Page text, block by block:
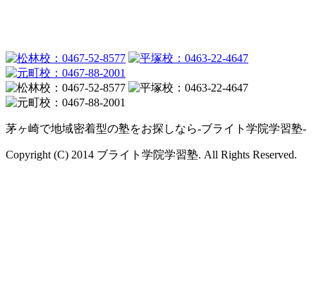
茅ヶ崎で地域密着型の塾をお探しなら-ブライト学院学習塾-
Copyright (C) 2014 ブライト学院学習塾. All Rights Reserved.